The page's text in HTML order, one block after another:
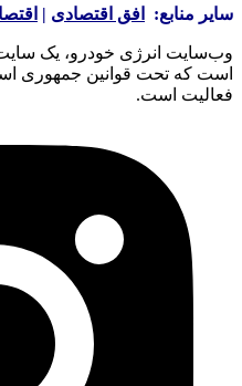
سایر منابع: افق اقتصادی |
وب‌سایت انرژی خودرو، یک
است که تحت قوانین جمهوری
فعالیت است.